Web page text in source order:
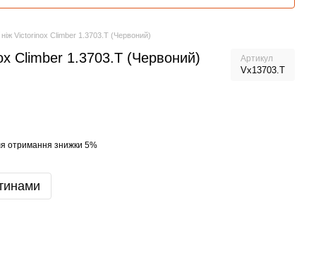
Victorinox Climber 1.3703.T (Червоний)
Climber 1.3703.T (Червоний) Артикул
Vx13703.T
отримання знижки 5%